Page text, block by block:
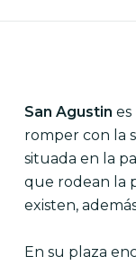
San Agustin
romper con la
situada en la
que rodean la
existen,
En su plaza